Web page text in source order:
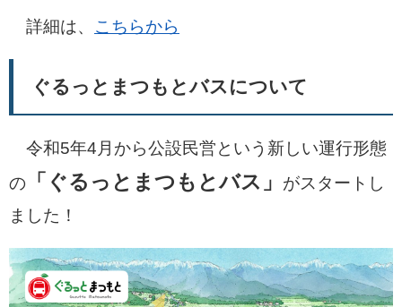
詳細は、 こちらから
ぐるっとまつもとバスについて
令和5年4月から公設民営という新しい運行形態
の
「ぐるっとまつもとバス」
がスタートし
ました！